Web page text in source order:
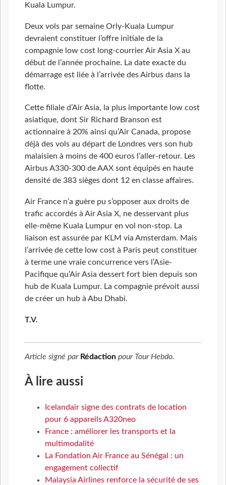
Kuala Lumpur.
Deux vols par semaine Orly-Kuala Lumpur
devraient constituer l’offre initiale de la
compagnie low cost long-courrier Air Asia X au
début de l’année prochaine. La date exacte du
démarrage est liée à l’arrivée des Airbus dans la
flotte.
Cette filiale d’Air Asia, la plus importante low cost
asiatique, dont Sir Richard Branson est
actionnaire à 20% ainsi qu’Air Canada, propose
déjà des vols au départ de Londres vers son hub
malaisien à moins de 400 euros l’aller-retour. Les
Airbus A330-300 de AAX sont équipés en haute
densité de 383 sièges dont 12 en classe affaires.
Air France n’a guère pu s’opposer aux droits de
trafic accordés à Air Asia X, ne desservant plus
elle-même Kuala Lumpur en vol non-stop. La
liaison est assurée par KLM via Amsterdam. Mais
l’arrivée de cette low cost à Paris peut constituer
à terme une vraie concurrence vers l’Asie-
Pacifique qu’Air Asia dessert fort bien depuis son
hub de Kuala Lumpur. La compagnie prévoit aussi
de créer un hub à Abu Dhabi.
T.V.
Article signé par Rédaction pour Tour Hebdo.
À lire aussi
Icelandair signe des contrats de location
pour 6 appareils A320neo
France : améliorer les transports et la
multimodalité
La Fondation Air France au Sénégal : un
engagement collectif
Malaysia Airlines renforce la sécurité de ses